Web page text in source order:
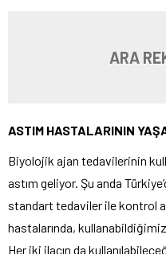
ARA
ASTIM HASTALARININ
Biyolojik ajan tedavilerinin
astım geliyor. Şu anda
standart tedaviler ile kontrol
hastalarında,
Her iki ilacın da